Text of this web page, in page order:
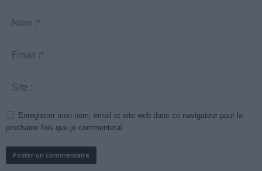
Enregistrer mon nom, email et site web dans ce navigateur pour la
prochaine fois que je commenterai.